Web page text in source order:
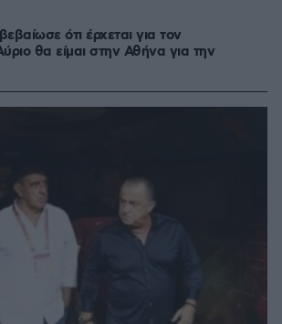
ότι έρχεται για τον
θα είμαι στην Αθήνα για την